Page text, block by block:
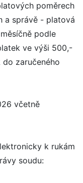
poměrech
a správě - platová
podle
ve výši 500,-
zaručeného
včetně
k rukám
soudu: